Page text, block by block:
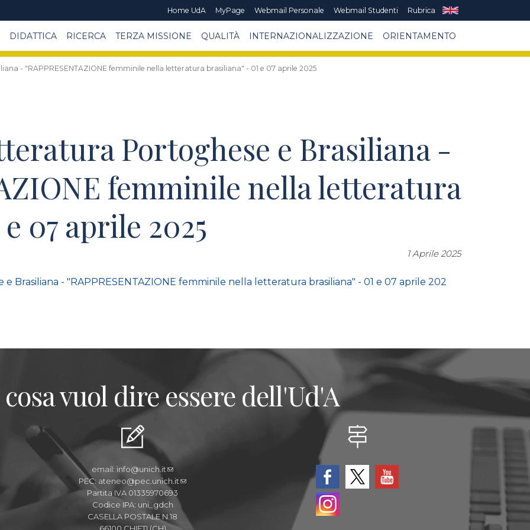
Home UdA MyPage Webmail Personale Webmail Studenti
Rubrica
DIDATTICA RICERCA TERZA MISSIONE QUALITÀ INTERNAZIONALIZZAZIONE ORIENTAMENTO
- "RAPPRESENTAZIONE femminile nella letteratura brasiliana" - 01 e 07 aprile 2025
Portoghese e Brasiliana -
femminile nella letteratura
07 aprile 2025
1 Aprile 2025
Brasiliana - "RAPPRESENTAZIONE femminile nella letteratura brasiliana" - 01 e 07 aprile 202
vuol dire essere dell'Ud'A
email: info@unich.it
PEC: ateneo@pec.unich.it
Partita IVA 01335970693
Codice IPA: uni_gdch
CASELLA POSTALE N.18